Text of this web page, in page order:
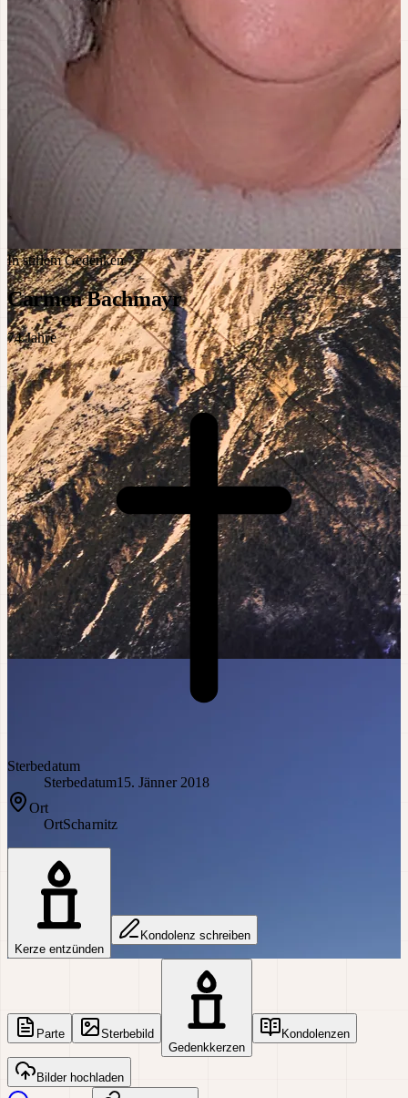
In stillem Gedenken
Carmen Bachmayr
74Jahre
Sterbedatum
Sterbedatum15. Jänner 2018
Ort
OrtScharnitz
Kerze entzünden
Kondolenz schreiben
Parte
Sterbebild
Gedenkkerzen
Kondolenzen
Bilder hochladen